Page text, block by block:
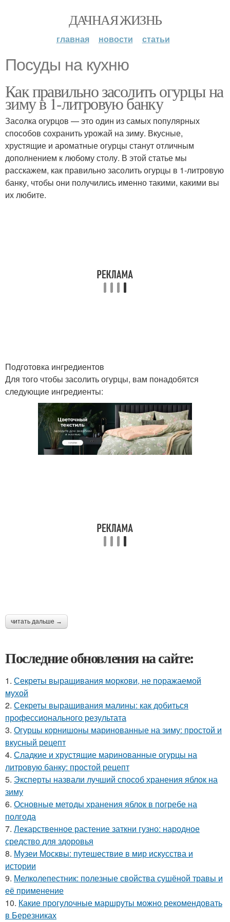
ДАЧНАЯ ЖИЗНЬ
главная новости статьи
Посуды на кухню
Как правильно засолить огурцы на
зиму в 1-литровую банку
Засолка огурцов — это один из самых популярных
способов сохранить урожай на зиму. Вкусные,
хрустящие и ароматные огурцы станут отличным
дополнением к любому столу. В этой статье мы
расскажем, как правильно засолить огурцы в 1-литровую
банку, чтобы они получились именно такими, какими вы
их любите.
Подготовка ингредиентов
Для того чтобы засолить огурцы, вам понадобятся
следующие ингредиенты:
читать дальше →
Последние обновления на сайте:
1. Секреты выращивания моркови, не поражаемой
мухой
2. Секреты выращивания малины: как добиться
профессионального результата
3. Огурцы корнишоны маринованные на зиму: простой и
вкусный рецепт
4. Сладкие и хрустящие маринованные огурцы на
литровую банку: простой рецепт
5. Эксперты назвали лучший способ хранения яблок на
зиму
6. Основные методы хранения яблок в погребе на
полгода
7. Лекарственное растение заткни гузно: народное
средство для здоровья
8. Музеи Москвы: путешествие в мир искусства и
истории
9. Мелколепестник: полезные свойства сушёной травы и
её применение
10. Какие прогулочные маршруты можно рекомендовать
в Березниках